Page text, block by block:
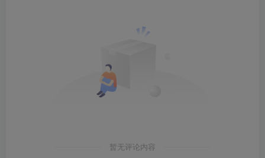
暂无评论内容